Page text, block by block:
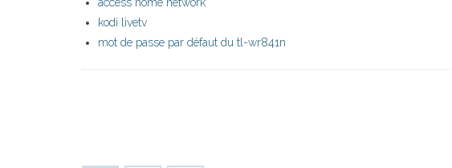
kodi livetv
mot de passe par défaut du tl-wr841n